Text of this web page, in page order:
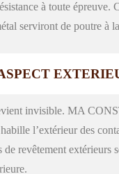
à toute épreuve.
serviront de poutre à
invisible. MA
l’extérieur des
revêtement extérieurs